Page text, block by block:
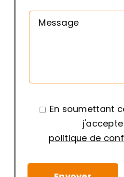
Message
En soumettant
politique de